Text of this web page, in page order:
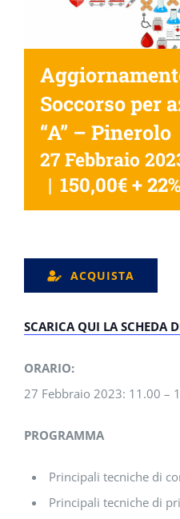
Soccorso per
“A” – Pinerolo
27 Febbraio
| 150,00€ +
ACQUISTA
SCARICA QUI LA SCHEDA
ORARIO:
27 Febbraio 2023: 11.00 –
PROGRAMMA
Principali tecniche di
Principali tecniche di